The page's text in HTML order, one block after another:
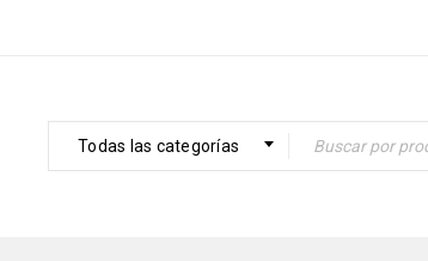
Todas las categorías